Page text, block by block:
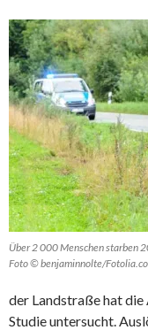
Über 2 000 Menschen starben
Foto © benjaminnolte/
der Landstraße hat
Studie untersucht.